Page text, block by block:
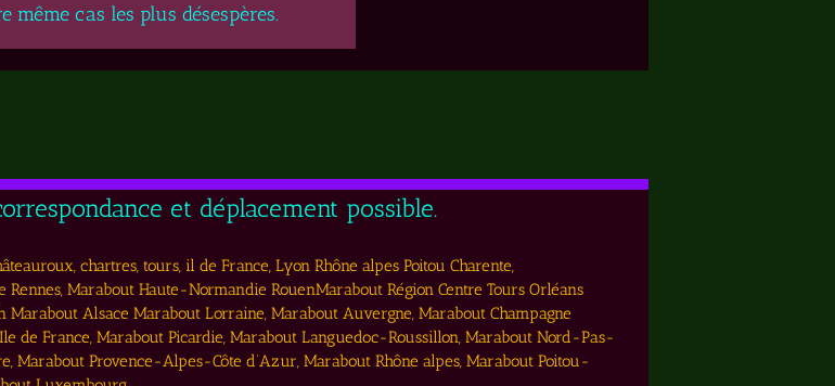
même cas les plus désespères.
et déplacement possible.
chartres, tours, il de France, Lyon Rhône alpes Poitou Charente,
Marabout Haute-Normandie RouenMarabout Région Centre Tours Orléans
Alsace Marabout Lorraine, Marabout Auvergne, Marabout Champagne
de France, Marabout Picardie, Marabout Languedoc-Roussillon, Marabout Nord-Pas-
Marabout Provence-Alpes-Côte d’Azur, Marabout Rhône alpes, Marabout Poitou-